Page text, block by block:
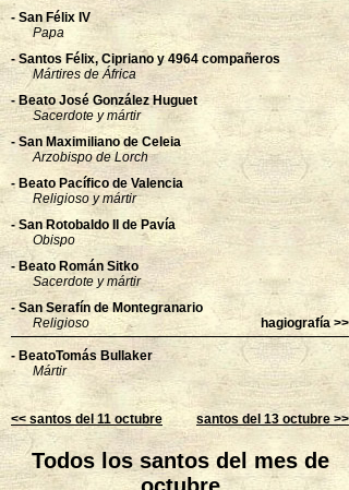
- San Félix IV
Papa
- Santos Félix, Cipriano y 4964 compañeros
Mártires de África
- Beato José González Huguet
Sacerdote y mártir
- San Maximiliano de Celeia
Arzobispo de Lorch
- Beato Pacífico de Valencia
Religioso y mártir
- San Rotobaldo II de Pavía
Obispo
- Beato Román Sitko
Sacerdote y mártir
- San Serafín de Montegranario
Religioso
hagiografía >>
- BeatoTomás Bullaker
Mártir
<< santos del 11 octubre santos del 13 octubre >>
Todos los santos del mes de